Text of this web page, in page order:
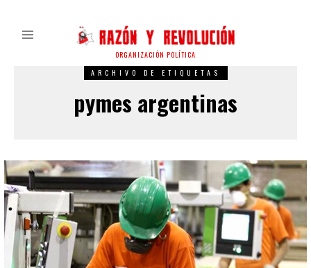
ORGANIZACIÓN POLÍTICA
ARCHIVO DE ETIQUETAS
pymes argentinas